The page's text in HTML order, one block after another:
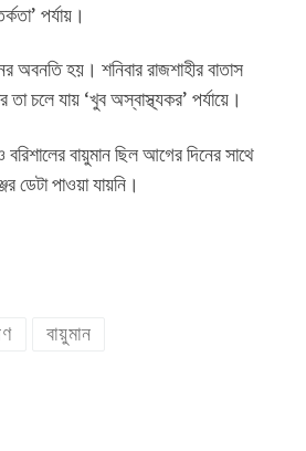
পর্যায়।
অবনতি হয়। শনিবার রাজশাহীর বাতাস
তা চলে যায় ‘খুব অস্বাস্থ্যকর’ পর্যায়ে।
বরিশালের বায়ুমান ছিল আগের দিনের সাথে
ডেটা পাওয়া যায়নি।
বায়ুমান